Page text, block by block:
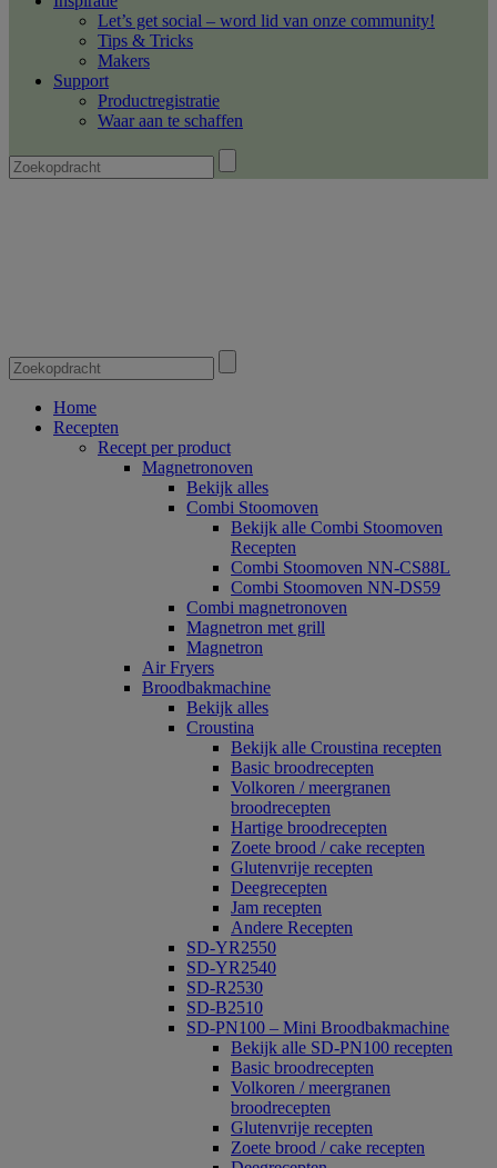
Let’s get social – word lid van onze community!
Tips & Tricks
Makers
Support
Productregistratie
Waar aan te schaffen
Home
Recepten
Recept per product
Magnetronoven
Bekijk alles
Combi Stoomoven
Bekijk alle Combi Stoomoven
Recepten
Combi Stoomoven NN-CS88L
Combi Stoomoven NN-DS59
Combi magnetronoven
Magnetron met grill
Magnetron
Air Fryers
Broodbakmachine
Bekijk alles
Croustina
Bekijk alle Croustina recepten
Basic broodrecepten
Volkoren / meergranen
broodrecepten
Hartige broodrecepten
Zoete brood / cake recepten
Glutenvrije recepten
Deegrecepten
Jam recepten
Andere Recepten
SD-YR2550
SD-YR2540
SD-R2530
SD-B2510
SD-PN100 – Mini Broodbakmachine
Bekijk alle SD-PN100 recepten
Basic broodrecepten
Volkoren / meergranen
broodrecepten
Glutenvrije recepten
Zoete brood / cake recepten